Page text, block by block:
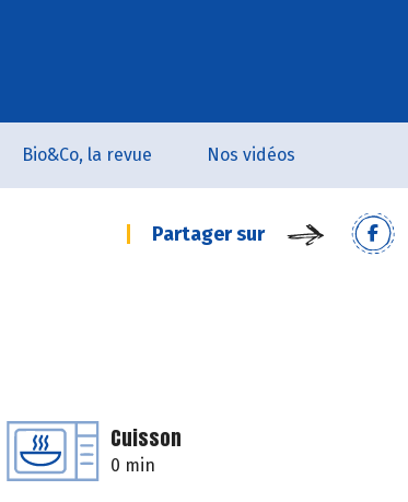
Bio&Co, la revue Nos vidéos
Partager sur
Cuisson
0 min